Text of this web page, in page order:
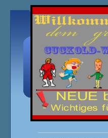
Übersicht Kalender